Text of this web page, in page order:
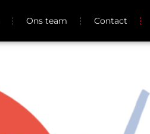
Ons team Contact